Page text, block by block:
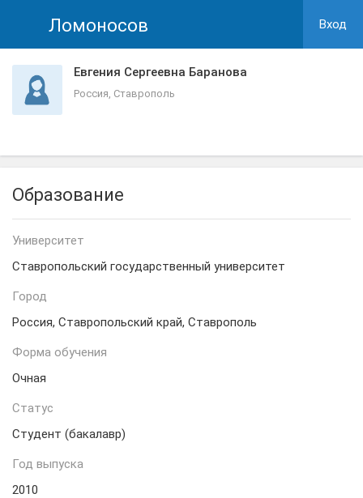
Ломоносов Вход
Евгения Сергеевна Баранова
Россия, Ставрополь
Образование
Университет
Ставропольский государственный университет
Город
Россия, Ставропольский край, Ставрополь
Форма обучения
Очная
Статус
Студент (бакалавр)
Год выпуска
2010